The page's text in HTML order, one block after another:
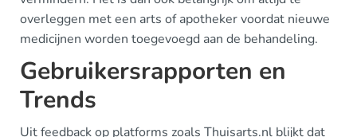
overleggen met een arts of apotheker voordat nieuwe
medicijnen worden toegevoegd aan de behandeling.
Gebruikersrapporten en
Trends
Uit feedback op platforms zoals Thuisarts.nl blijkt dat